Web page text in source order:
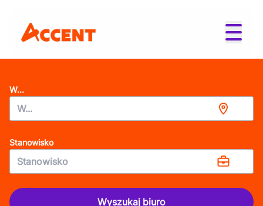
W...
Stanowisko
Wyszukaj biuro